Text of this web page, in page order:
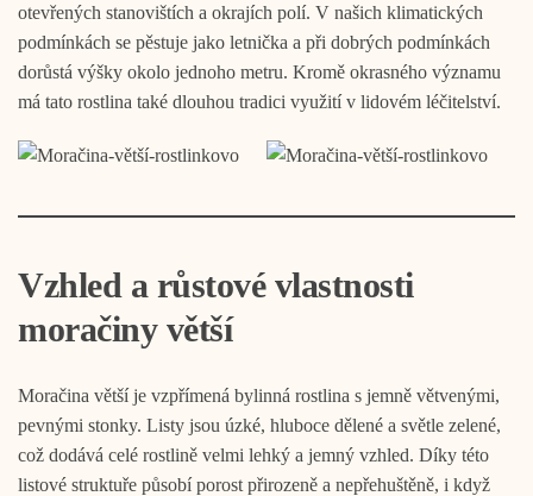
otevřených stanovištích a okrajích polí. V našich klimatických
podmínkách se pěstuje jako letnička a při dobrých podmínkách
dorůstá výšky okolo jednoho metru. Kromě okrasného významu
má tato rostlina také dlouhou tradici využití v lidovém léčitelství.
Vzhled a růstové vlastnosti
moračiny větší
Moračina větší je vzpřímená bylinná rostlina s jemně větvenými,
pevnými stonky. Listy jsou úzké, hluboce dělené a světle zelené,
což dodává celé rostlině velmi lehký a jemný vzhled. Díky této
listové struktuře působí porost přirozeně a nepřehuštěně, i když